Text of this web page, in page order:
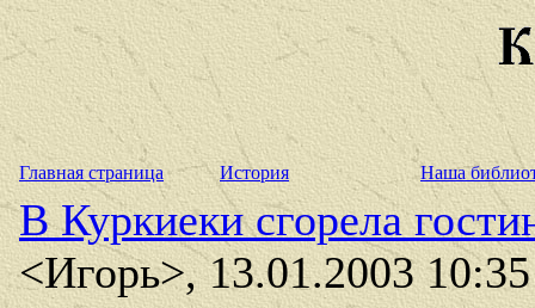
Главная страница История Наша
В Куркиеки сгорела
<Игорь>, 13.01.2003 10:35